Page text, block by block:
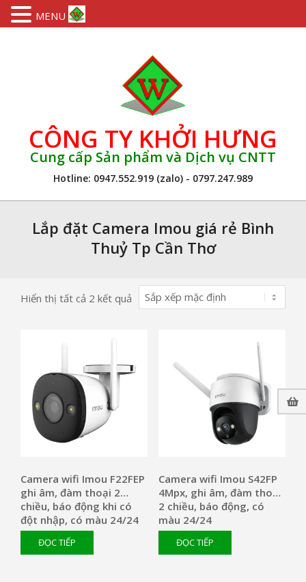
CÔNG TY KHỞI HƯNG
Cung cấp Sản phẩm và Dịch vụ CNTT
Hotline: 0947.552.919 (zalo) - 0797.247.989
NavigationLắp đặt Camera Imou giá rẻ Bình
Thuỷ Tp Cần Thơ
Hiển thị tất cả 2 kết quả
Camera wifi Imou F22FEP
ghi âm, đàm thoại 2
chiều, báo động khi có
đột nhập, có màu 24/24
ĐỌC TIẾP
Camera wifi Imou S42FP
4Mpx, ghi âm, đàm thoại
2 chiều, báo động, có
màu 24/24
ĐỌC TIẾP
MENU